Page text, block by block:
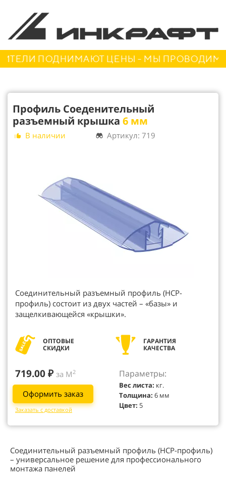
ПОДНИМАЮТ ЦЕНЫ - МЫ ПРОВОДИМ
Профиль Соеденительный
разъемный крышка 6 мм
В наличии Артикул: 719
Соединительный разъемный профиль (НСР-
профиль) состоит из двух частей – «базы» и
защелкивающейся «крышки».
ОПТОВЫЕ
СКИДКИ
ГАРАНТИЯ
КАЧЕСТВА
719.00 ₽ за М2
Оформить заказ
Заказать с доставкой
Параметры:
Вес листа: кг.
Толщина: 6 мм
Цвет: 5
Соединительный разъемный профиль (НСР-профиль)
– универсальное решение для профессионального
монтажа панелей